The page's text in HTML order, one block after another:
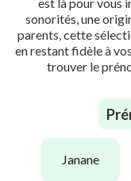
sonorités, une
parents, cette
en restant fidèle à
trouver le
janane